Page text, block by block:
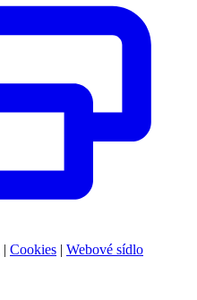
| Cookies | Webové sídlo